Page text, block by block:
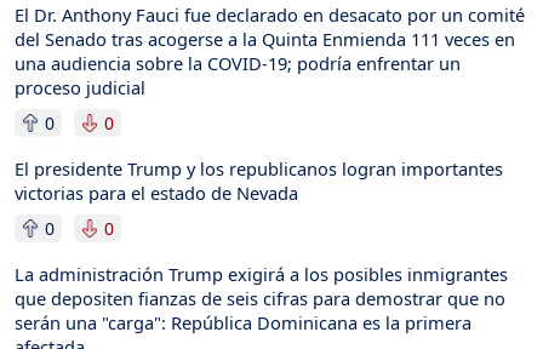
El Dr. Anthony Fauci fue declarado en desacato por un comité
del Senado tras acogerse a la Quinta Enmienda 111 veces en
una audiencia sobre la COVID-19; podría enfrentar un
proceso judicial
0 0
El presidente Trump y los republicanos logran importantes
victorias para el estado de Nevada
0 0
La administración Trump exigirá a los posibles inmigrantes
que depositen fianzas de seis cifras para demostrar que no
serán una "carga": República Dominicana es la primera